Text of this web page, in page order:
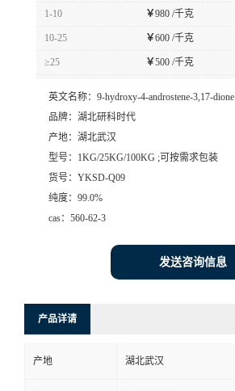
1-10 ￥980 /千克
10-25 ￥600 /千克
≥25 ￥500 /千克
英文名称： 9-hydroxy-4-androstene-3,17-dione
品牌： 湖北研科时代
产地： 湖北武汉
型号： 1KG/25KG/100KG ;可按需求包装
货号： YKSD-Q09
纯度： 99.0%
cas： 560-62-3
发送咨询信息
产品详请
产地 湖北武汉